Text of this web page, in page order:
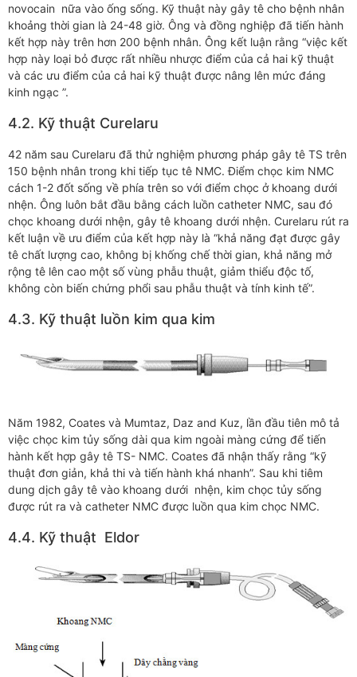
novocain nữa vào ống sống. Kỹ thuật này gây tê cho bệnh nhân
khoảng thời gian là 24-48 giờ. Ông và đồng nghiệp đã tiến hành
kết hợp này trên hơn 200 bệnh nhân. Ông kết luận rằng “việc kết
hợp này loại bỏ được rất nhiều nhược điểm của cả hai kỹ thuật
và các ưu điểm của cả hai kỹ thuật được nâng lên mức đáng
kinh ngạc ”.
4.2. Kỹ thuật Curelaru
42 năm sau Curelaru đã thử nghiệm phương pháp gây tê TS trên
150 bệnh nhân trong khi tiếp tục tê NMC. Điểm chọc kim NMC
cách 1-2 đốt sống về phía trên so với điểm chọc ở khoang dưới
nhện. Ông luôn bắt đầu bằng cách luồn catheter NMC, sau đó
chọc khoang dưới nhện, gây tê khoang dưới nhện. Curelaru rút ra
kết luận về ưu điểm của kết hợp này là “khả năng đạt được gây
tê chất lượng cao, không bị khống chế thời gian, khả năng mở
rộng tê lên cao một số vùng phẫu thuật, giảm thiểu độc tố,
không còn biến chứng phổi sau phẫu thuật và tính kinh tế”.
4.3. Kỹ thuật luồn kim qua kim
Năm 1982, Coates và Mumtaz, Daz and Kuz, lần đầu tiên mô tả
việc chọc kim tủy sống dài qua kim ngoài màng cứng để tiến
hành kết hợp gây tê TS- NMC. Coates đã nhận thấy rằng “kỹ
thuật đơn giản, khả thi và tiến hành khá nhanh”. Sau khi tiêm
dung dịch gây tê vào khoang dưới nhện, kim chọc tủy sống
được rút ra và catheter NMC được luồn qua kim chọc NMC.
4.4. Kỹ thuật Eldor